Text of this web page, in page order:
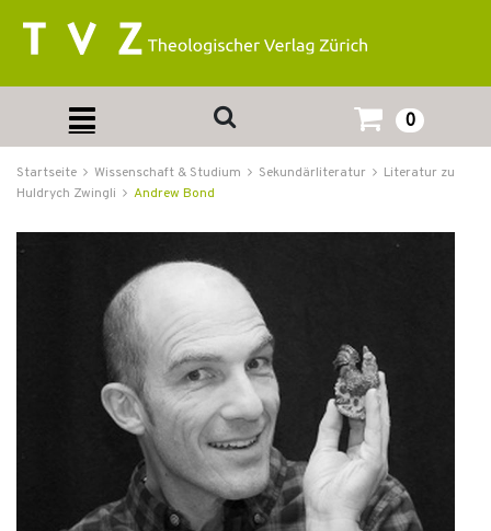
0
Startseite Wissenschaft & Studium Sekundärliteratur
Literatur zu
Huldrych Zwingli
Andrew Bond